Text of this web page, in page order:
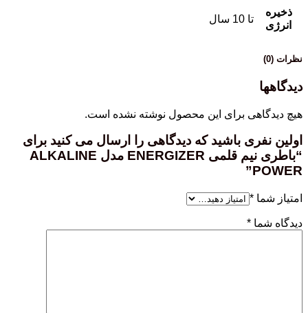
ذخیره
انرژی
تا 10 سال
نظرات (0)
دیدگاهها
هیچ دیدگاهی برای این محصول نوشته نشده است.
اولین نفری باشید که دیدگاهی را ارسال می کنید برای
“باطری نیم قلمی ENERGIZER مدل ALKALINE
POWER”
امتیاز شما *
دیدگاه شما *